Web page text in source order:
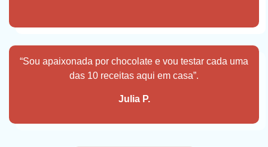
“Sou apaixonada por chocolate e vou testar cada uma
das 10 receitas aqui em casa”.
Julia P.